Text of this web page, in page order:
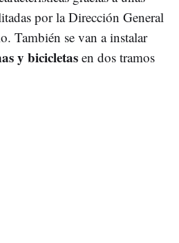
por la Dirección General
También se van a instalar
y bicicletas en dos tramos